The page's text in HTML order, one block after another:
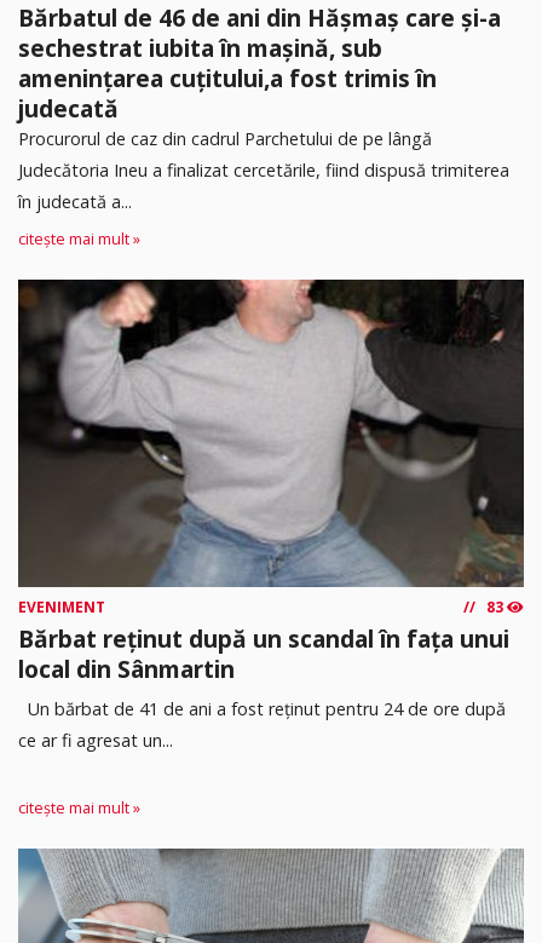
Bărbatul de 46 de ani din Hășmaș care și-a
sechestrat iubita în mașină, sub
amenințarea cuțitului,a fost trimis în
judecată
Procurorul de caz din cadrul Parchetului de pe lângă
Judecătoria Ineu a finalizat cercetările, fiind dispusă trimiterea
în judecată a...
citește mai mult »
EVENIMENT 83
Bărbat reținut după un scandal în fața unui
local din Sânmartin
Un bărbat de 41 de ani a fost reținut pentru 24 de ore după
ce ar fi agresat un...
citește mai mult »